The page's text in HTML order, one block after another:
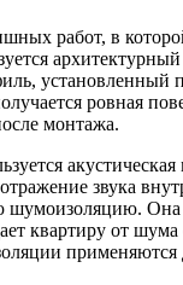
работ, в
установленный
ровная
монтажа.
звука
шумоизоляцию. Она
квартиру от шума